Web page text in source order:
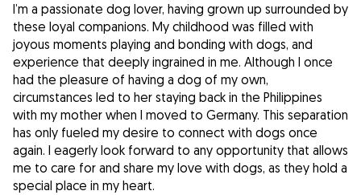
I’m a passionate dog lover, having grown up surrounded by
these loyal companions. My childhood was filled with
joyous moments playing and bonding with dogs, and
experience that deeply ingrained in me. Although I once
had the pleasure of having a dog of my own,
circumstances led to her staying back in the Philippines
with my mother when I moved to Germany. This separation
has only fueled my desire to connect with dogs once
again. I eagerly look forward to any opportunity that allows
me to care for and share my love with dogs, as they hold a
special place in my heart.